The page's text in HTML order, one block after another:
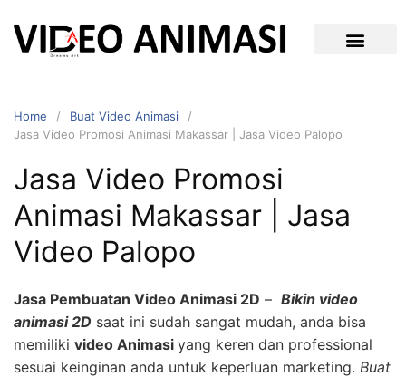
Home
Buat Video Animasi
Jasa Video Promosi Animasi Makassar | Jasa Video Palopo
Jasa Video Promosi
Animasi Makassar | Jasa
Video Palopo
Jasa Pembuatan Video Animasi 2D – Bikin video
animasi 2D saat ini sudah sangat mudah, anda bisa
memiliki video Animasi yang keren dan professional
sesuai keinginan anda untuk keperluan marketing. Buat